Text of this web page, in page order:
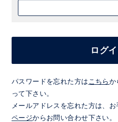
ログ
パスワードを忘れた方は こちらか
って下さい。
メールアドレスを忘れた方は、お
ページからお問い合わせ下さい。